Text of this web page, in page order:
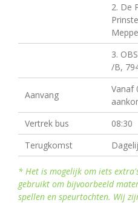
2. De
3.
/B,
Aanvang
Vanaf
Vertrek bus
08:30
Terugkomst
* Het is mogelijk om iets
gebruikt om bijvoorbeeld
spellen en speurtochten. Wij